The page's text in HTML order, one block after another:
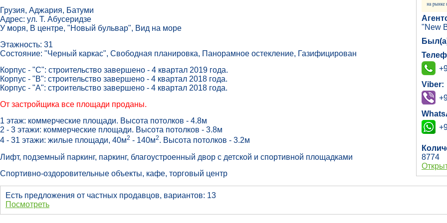
Грузия, Аджария, Батуми
Адрес: ул. Т. Абусеридзе
У моря, В центре, "Новый бульвар", Вид на море
Этажность: 31
Состояние: "Черный каркас", Свободная планировка, Панорамное остекление, Газифицирован
Корпус - "С": строительство завершено - 4 квартал 2019 года.
Корпус - "В": строительство завершено - 4 квартал 2018 года.
Корпус - "А": строительство завершено - 4 квартал 2018 года.
От застройщика все площади проданы.
1 этаж: коммерческие площади. Высота потолков - 4.8м
2 - 3 этажи: коммерческие площади. Высота потолков - 3.8м
4 - 31 этажи: жилые площади, 40м2 - 140м2. Высота потолков - 3.2м
Лифт, подземный паркинг, паркинг, благоустроенный двор с детской и спортивной площадками
Спортивно-оздоровительные объекты, кафе, торговый центр
"New
Viber:
8774
Есть предложения от частных продавцов, вариантов: 13
Посмотреть